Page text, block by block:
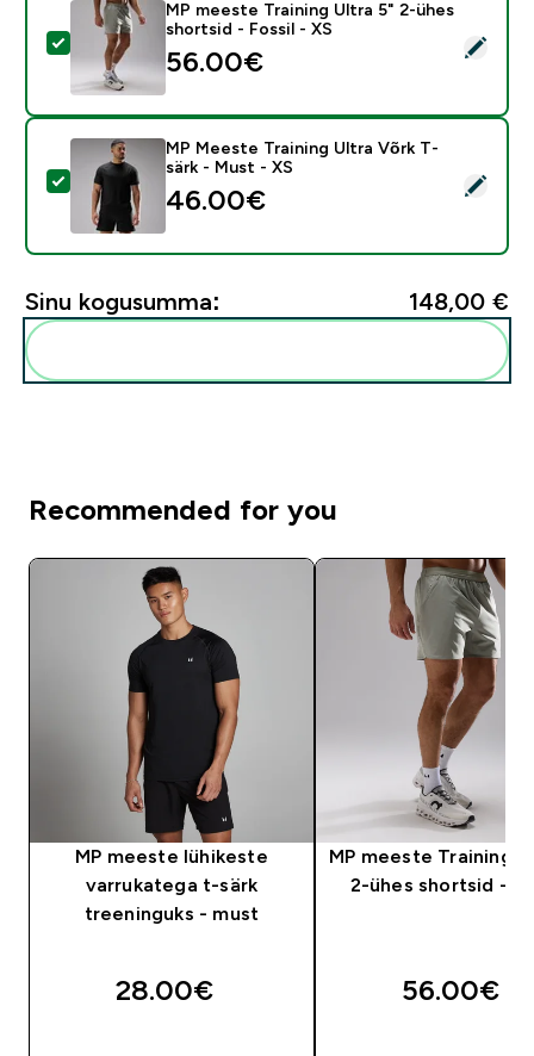
Vali see toode - MP meeste Training Ultra 5" 2-ühes
MP meeste Training Ultra 5" 2-ühes
shortsid - Fossil - XS
56.00€‎
Vali see toode - MP Meeste Training Ultra Võrk T-
MP Meeste Training Ultra Võrk T-
särk - Must - XS
46.00€‎
Sinu kogusumma: 148,00 €‎
Recommended for you
MP meeste lühikeste
varrukatega t-särk
treeninguks - must
28.00€‎
MP meeste Training
2-ühes shortsid -
56.00€‎